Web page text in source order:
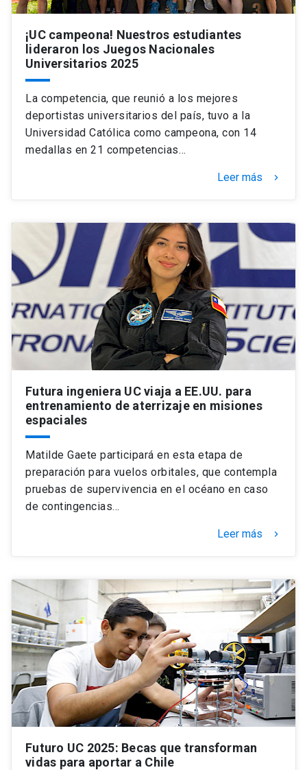
¡UC campeona! Nuestros estudiantes
lideraron los Juegos Nacionales
Universitarios 2025
La competencia, que reunió a los mejores
deportistas universitarios del país, tuvo a la
Universidad Católica como campeona, con 14
medallas en 21 competencias…
Leer más keyboard_arrow_right
Futura ingeniera UC viaja a EE.UU. para
entrenamiento de aterrizaje en misiones
espaciales
Matilde Gaete participará en esta etapa de
preparación para vuelos orbitales, que contempla
pruebas de supervivencia en el océano en caso
de contingencias…
Leer más keyboard_arrow_right
Futuro UC 2025: Becas que transforman
vidas para aportar a Chile